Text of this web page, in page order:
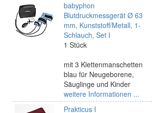
babyphon
Blutdruckmessgerät Ø 63
mm, Kunststoff/Metall, 1-
Schlauch, Set I
1 Stück
mit 3 Klettenmanschetten
blau für Neugeborene,
Säuglinge und Kinder
weitere Informationen ...
Prakticus I